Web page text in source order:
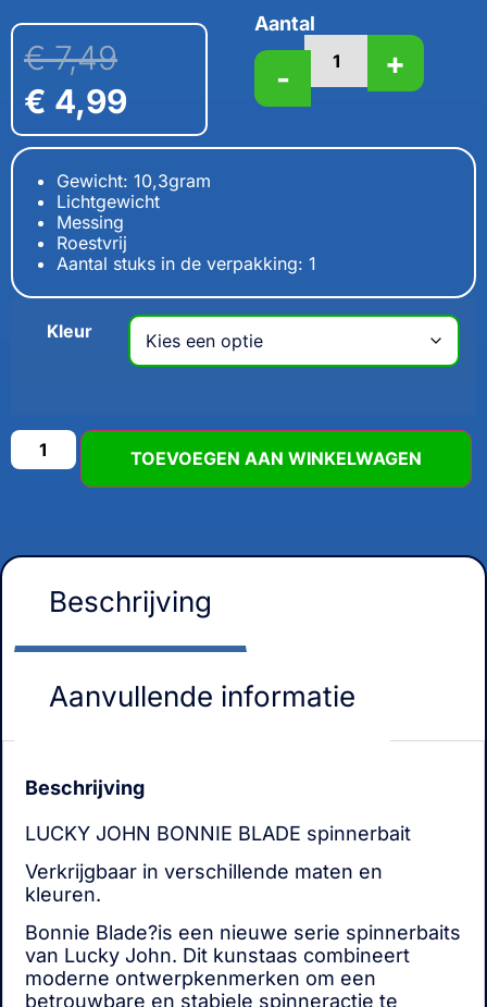
€7,49
€ 4,99
Aantal
- +
Gewicht: 10,3gram
Lichtgewicht
Messing
Roestvrij
Aantal stuks in de verpakking: 1
Kleur
TOEVOEGEN AAN WINKELWAGEN
Beschrijving
Aanvullende informatie
Beschrijving
LUCKY JOHN BONNIE BLADE spinnerbait
Verkrijgbaar in verschillende maten en
kleuren.
Bonnie Blade?is een nieuwe serie spinnerbaits
van Lucky John. Dit kunstaas combineert
moderne ontwerpkenmerken om een
betrouwbare en stabiele spinneractie te